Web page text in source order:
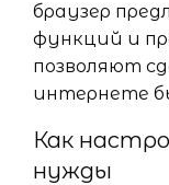
браузер
функций и
позволяют
интернете
Как
нужды